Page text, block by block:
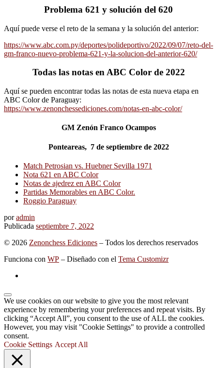
Problema 621 y solución del 620
Aquí puede verse el reto de la semana y la solución del anterior:
https://www.abc.com.py/deportes/polideportivo/2022/09/07/reto-del-
gm-franco-nuevo-problema-621-y-la-solucion-del-anterior-620/
Todas las notas en ABC Color de 2022
Aquí se pueden encontrar todas las notas de esta nueva etapa en
ABC Color de Paraguay:
https://www.zenonchessediciones.com/notas-en-abc-color/
GM Zenón Franco Ocampos
Ponteareas, 7 de septiembre de 2022
Match Petrosian vs. Huebner Sevilla 1971
Nota 621 en ABC Color
Notas de ajedrez en ABC Color
Partidas Memorables en ABC Color.
Roggio Paraguay
poradmin
Publicada septiembre 7, 2022
© 2026 Zenonchess Ediciones – Todos los derechos reservados
Funciona con WP – Diseñado con el Tema Customizr
We use cookies on our website to give you the most relevant
experience by remembering your preferences and repeat visits. By
clicking “Accept All”, you consent to the use of ALL the cookies.
However, you may visit "Cookie Settings" to provide a controlled
consent.
Cookie Settings Accept All